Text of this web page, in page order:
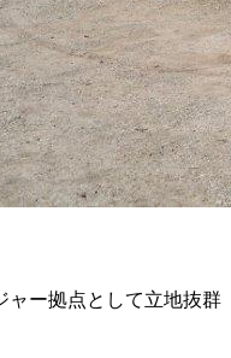
ャー拠点として立地抜群